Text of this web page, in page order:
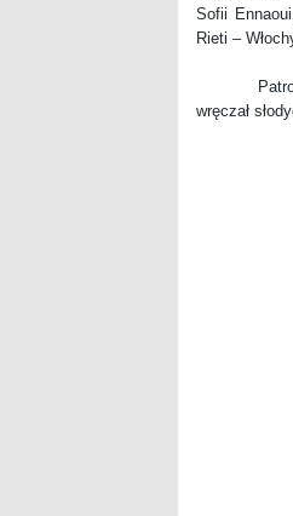
Sofii
Rieti –
Patronat
wręczał